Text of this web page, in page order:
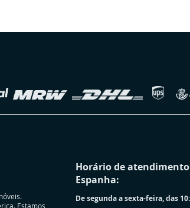
Estamos
Horário de
Espanha:
De segunda a sexta-feira, das